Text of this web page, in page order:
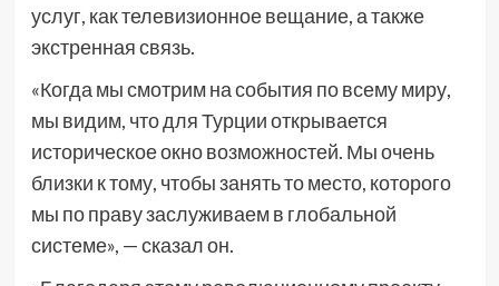
услуг, как телевизионное вещание, а также
экстренная связь.
«Когда мы смотрим на события по всему миру,
мы видим, что для Турции открывается
историческое окно возможностей. Мы очень
близки к тому, чтобы занять то место, которого
мы по праву заслуживаем в глобальной
системе», — сказал он.